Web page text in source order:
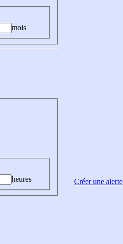
mois
heures
Créer une alerte